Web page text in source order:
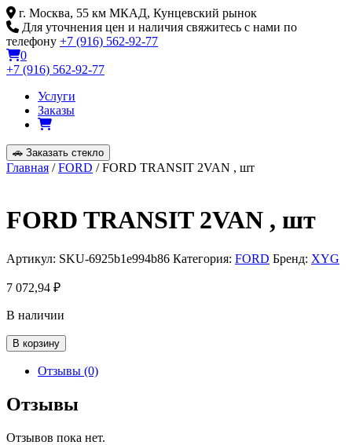
Skip
to
content
г. Москва, 55 км МКАД, Кунцевский рынок
Для уточнения цен и наличия свяжитесь с нами по
телефону +7 (916) 562-92-77
0
+7 (916) 562-92-77
Услуги
Заказы
🚗 Заказать стекло
Главная /FORD / FORD TRANSIT 2VAN , шт
FORD TRANSIT 2VAN , шт
Артикул: SKU-6925b1e994b86 Категория: FORD Бренд: XYG
7 072,94 ₽
В наличии
Количество
товара
FORD
2VAN
,
В корзину
Отзывы (0)
Отзывы
Отзывов пока нет.